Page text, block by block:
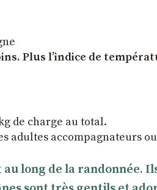
Plus l’indice de
de charge au total.
adultes accompagnateurs
long de la randonnée.